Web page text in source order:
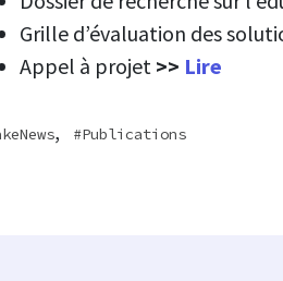
Grille d’évaluation des
Appel à projet >> Lire
, Publications